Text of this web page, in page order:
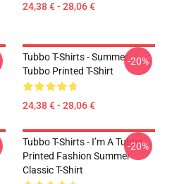
24,38 € - 28,06 €
Tubbo T-Shirts - Summer
Tubbo Printed T-Shirt
24,38 € - 28,06 €
-20%
Tubbo T-Shirts - I’m A Tubbo
Printed Fashion Summer
Classic T-Shirt
-20%